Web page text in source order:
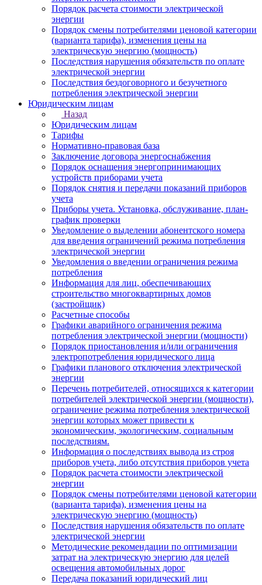
Порядок расчета стоимости электрической
энергии
Порядок смены потребителями ценовой категории
(варианта тарифа), изменения цены на
электрическую энергию (мощность)
Последствия нарушения обязательств по оплате
электрической энергии
Последствия бездоговорного и безучетного
потребления электрической энергии
Юридическим лицам
Назад
Юридическим лицам
Тарифы
Нормативно-правовая база
Заключение договора энергоснабжения
Порядок оснащения энергопринимающих
устройств приборами учета
Порядок снятия и передачи показаний приборов
учета
Приборы учета. Установка, обслуживание, план-
график проверки
Уведомление о выделении абонентского номера
для введения ограничений режима потребления
электрической энергии
Уведомления о введении ограничения режима
потребления
Информация для лиц, обеспечивающих
строительство многоквартирных домов
(застройщик)
Расчетные способы
Графики аварийного ограничения режима
потребления электрической энергии (мощности)
Порядок приостановления и/или ограничения
электропотребления юридического лица
Графики планового отключения электрической
энергии
Перечень потребителей, относящихся к категории
потребителей электрической энергии (мощности),
ограничение режима потребления электрической
энергии которых может привести к
экономическим, экологическим, социальным
последствиям.
Информация о последствиях вывода из строя
приборов учета, либо отсутствия приборов учета
Порядок расчета стоимости электрической
энергии
Порядок смены потребителями ценовой категории
(варианта тарифа), изменения цены на
электрическую энергию (мощность)
Последствия нарушения обязательств по оплате
электрической энергии
Методические рекомендации по оптимизации
затрат на электрическую энергию для целей
освещения автомобильных дорог
Передача показаний юридический лиц